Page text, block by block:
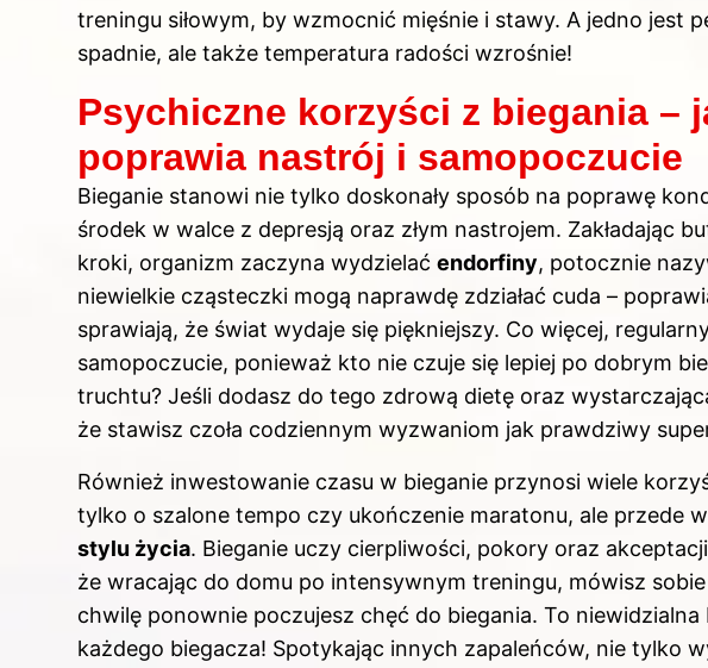
treningu siłowym, by wzmocnić mięśnie i stawy. A jedno jest
spadnie, ale także temperatura radości wzrośnie!
Psychiczne korzyści z biegania –
poprawia nastrój i samopoczucie
Bieganie stanowi nie tylko doskonały sposób na poprawę
środek w walce z depresją oraz złym nastrojem. Zakładając
kroki, organizm zaczyna wydzielać endorfiny, potocznie
niewielkie cząsteczki mogą naprawdę zdziałać cuda –
sprawiają, że świat wydaje się piękniejszy. Co więcej,
samopoczucie, ponieważ kto nie czuje się lepiej po dobrym
truchtu? Jeśli dodasz do tego zdrową dietę oraz
że stawisz czoła codziennym wyzwaniom jak prawdziwy
Również inwestowanie czasu w bieganie przynosi wiele
tylko o szalone tempo czy ukończenie maratonu, ale przede
stylu życia. Bieganie uczy cierpliwości, pokory oraz
że wracając do domu po intensywnym treningu, mówisz sobie
chwilę ponownie poczujesz chęć do biegania. To
każdego biegacza! Spotykając innych zapaleńców, nie tylko